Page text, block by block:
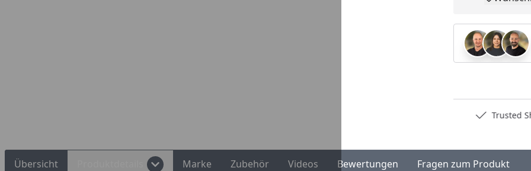
Trusted
Übersicht Marke Zubehör Videos Bewertungen Fragen zum Produkt